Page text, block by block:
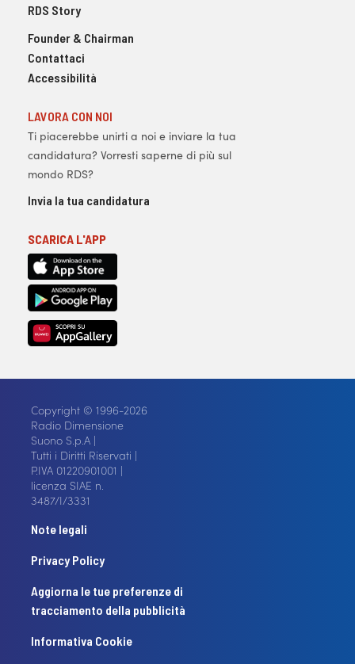
RDS Story
Founder & Chairman
Contattaci
Accessibilità
LAVORA CON NOI
Ti piacerebbe unirti a noi e inviare la tua
candidatura? Vorresti saperne di più sul
mondo RDS?
Invia la tua candidatura
SCARICA L'APP
Copyright © 1996-2026
Radio Dimensione
Suono S.p.A |
Tutti i Diritti Riservati |
P.IVA 01220901001 |
licenza SIAE n.
3487/I/3331
Note legali
Privacy Policy
Aggiorna le tue preferenze di
tracciamento della pubblicità
Informativa Cookie